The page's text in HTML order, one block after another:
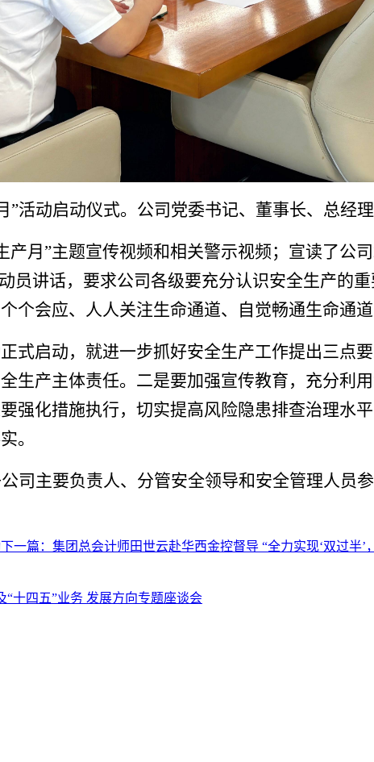
”活动启动仪式。 公司党委书记、董事长、总经理
产月”主题宣传视频和相关警示视频； 宣读了公司
员讲话，要求公司各级要充分认识安全生产的
个个会应、 人人关注生命通道、 自觉畅通生命通
式启动，就进一步抓好安全生产工作提出三点要
生产主体责任。 二是要加强宣传教育，充分利用
强化措施执行， 切实提高风险隐患排查治理水
。
司主要负责人、分管安全领导和安全管理人员
下一篇： 集团总会计师田世云赴华西金控督导 “全力实现‘双过半’
十四五”业务 发展方向专题座谈会